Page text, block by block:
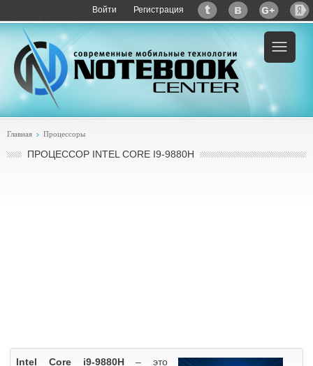
Войти Регистрация
Главная Процессоры
ПРОЦЕССОР INTEL CORE I9-9880H
Intel Core i9-9880H– это